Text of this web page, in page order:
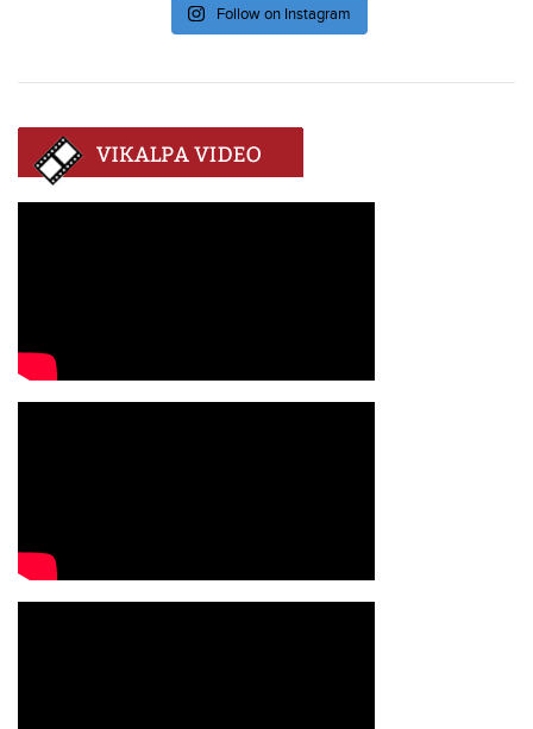
Follow on Instagram